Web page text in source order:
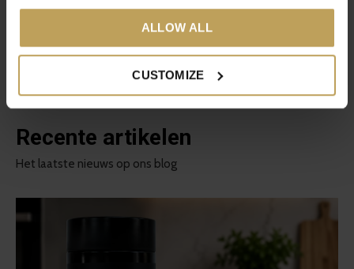
ALLOW ALL
CUSTOMIZE
Share Tweet Pin it
Recente artikelen
Het laatste nieuws op ons blog